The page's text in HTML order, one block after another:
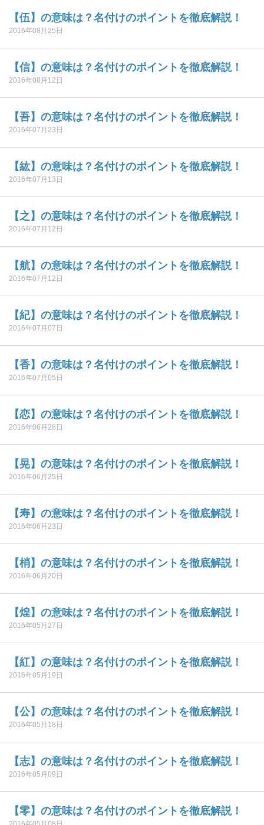
【伍】の意味は？名付けのポイントを徹底解説！
2016年08月25日
【信】の意味は？名付けのポイントを徹底解説！
2016年08月12日
【吾】の意味は？名付けのポイントを徹底解説！
2016年07月23日
【紘】の意味は？名付けのポイントを徹底解説！
2016年07月13日
【之】の意味は？名付けのポイントを徹底解説！
2016年07月12日
【航】の意味は？名付けのポイントを徹底解説！
2016年07月12日
【紀】の意味は？名付けのポイントを徹底解説！
2016年07月07日
【香】の意味は？名付けのポイントを徹底解説！
2016年07月05日
【恋】の意味は？名付けのポイントを徹底解説！
2016年06月28日
【晃】の意味は？名付けのポイントを徹底解説！
2016年06月25日
【寿】の意味は？名付けのポイントを徹底解説！
2016年06月23日
【梢】の意味は？名付けのポイントを徹底解説！
2016年06月20日
【煌】の意味は？名付けのポイントを徹底解説！
2016年05月27日
【紅】の意味は？名付けのポイントを徹底解説！
2016年05月19日
【公】の意味は？名付けのポイントを徹底解説！
2016年05月18日
【志】の意味は？名付けのポイントを徹底解説！
2016年05月09日
【零】の意味は？名付けのポイントを徹底解説！